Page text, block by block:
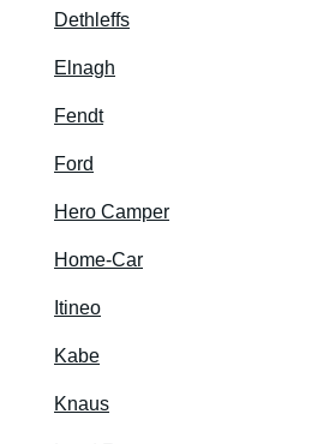
Dethleffs
Elnagh
Fendt
Ford
Hero Camper
Home‑Car
Itineo
Kabe
Knaus